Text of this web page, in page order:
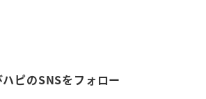
ハピのSNSをフォロー